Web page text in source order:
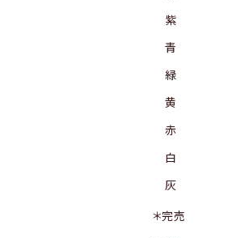
紫
青
緑
黄
赤
白
灰
＊完売